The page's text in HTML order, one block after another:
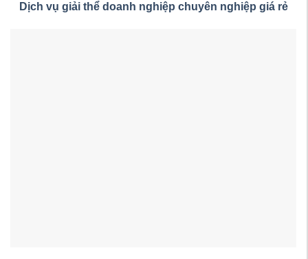
Dịch vụ giải thể doanh nghiệp chuyên nghiệp giá rẻ